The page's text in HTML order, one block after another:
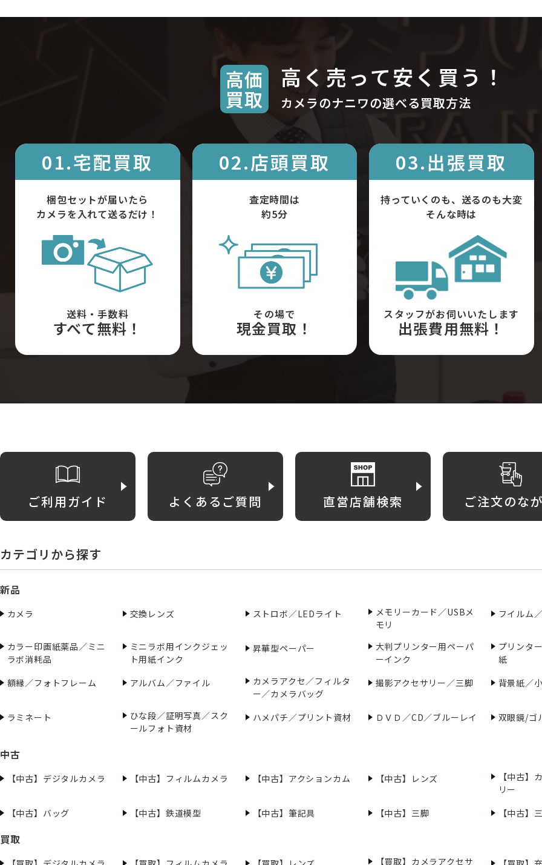
高価
買取
高く売って安く買う！
カメラのナニワの選べる買取方法
01.宅配買取
梱包セットが届いたら
カメラを入れて送るだけ！
送料・手数料
すべて無料！
02.店頭買取
査定時間は
約5分
その場で
現金買取！
03.出張買取
持っていくのも、送るのも大変
そんな時は
スタッフがお伺いいたします
出張費用無料！
ご利用ガイド よくあるご質問 直営店舗検索 ご注文のな
カテゴリから探す
新品
カメラ 交換レンズ ストロボ／LEDライト
メモリーカード／USBメ
モリ
フイルム
カラー印画紙薬品／ミニ
ラボ消耗品
ミニラボ用インクジェッ
ト用紙インク
昇華型ペーパー
大判プリンター用ペーパ
ーインク
プリンタ
紙
額縁／フォトフレーム
アルバム／ファイル
カメラアクセ／フィルタ
ー／カメラバッグ
撮影アクセサリー／三脚 背景紙／
ラミネート
ひな段／証明写真／スク
ールフォト資材
ハメパチ／プリント資材 ＤＶＤ／CD／ブルーレイ 双眼鏡/ゴ
中古
【中古】デジタルカメラ 【中古】フィルムカメラ 【中古】アクションカム 【中古】レンズ
【中古】
リー
【中古】バッグ
【中古】鉄道模型 【中古】筆記具 【中古】三脚 【中古】
買取
【買取】カメラアクセサ